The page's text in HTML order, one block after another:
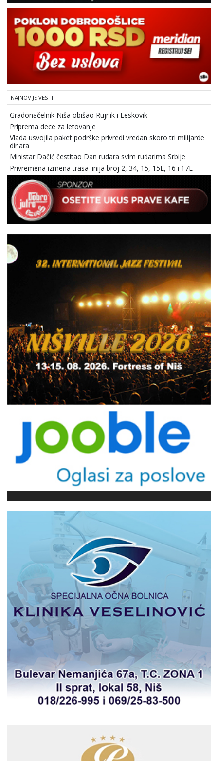
NAJNOVIJE VESTI
Gradonačelnik Niša obišao Rujnik i Leskovik
Priprema dece za letovanje
Vlada usvojila paket podrške privredi vredan skoro tri milijarde
dinara
Ministar Dačić čestitao Dan rudara svim rudarima Srbije
Privremena izmena trasa linija broj 2, 34, 15, 15L, 16 i 17L